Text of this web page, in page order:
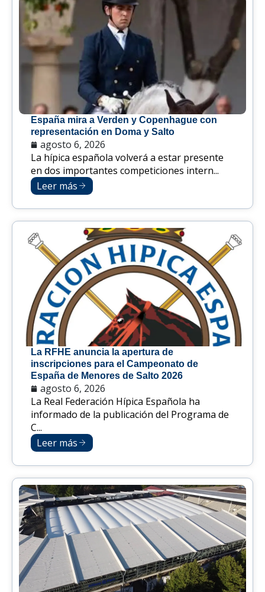
España mira a Verden y Copenhague con
representación en Doma y Salto
agosto 6, 2026
La hípica española volverá a estar presente
en dos importantes competiciones intern...
Leer más
La RFHE anuncia la apertura de
inscripciones para el Campeonato de
España de Menores de Salto 2026
agosto 6, 2026
La Real Federación Hípica Española ha
informado de la publicación del Programa de
C...
Leer más